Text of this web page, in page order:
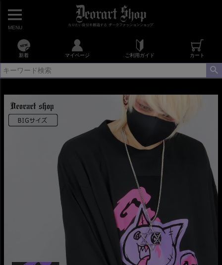
MENU
新着 マイページ ご利用ガイド カート